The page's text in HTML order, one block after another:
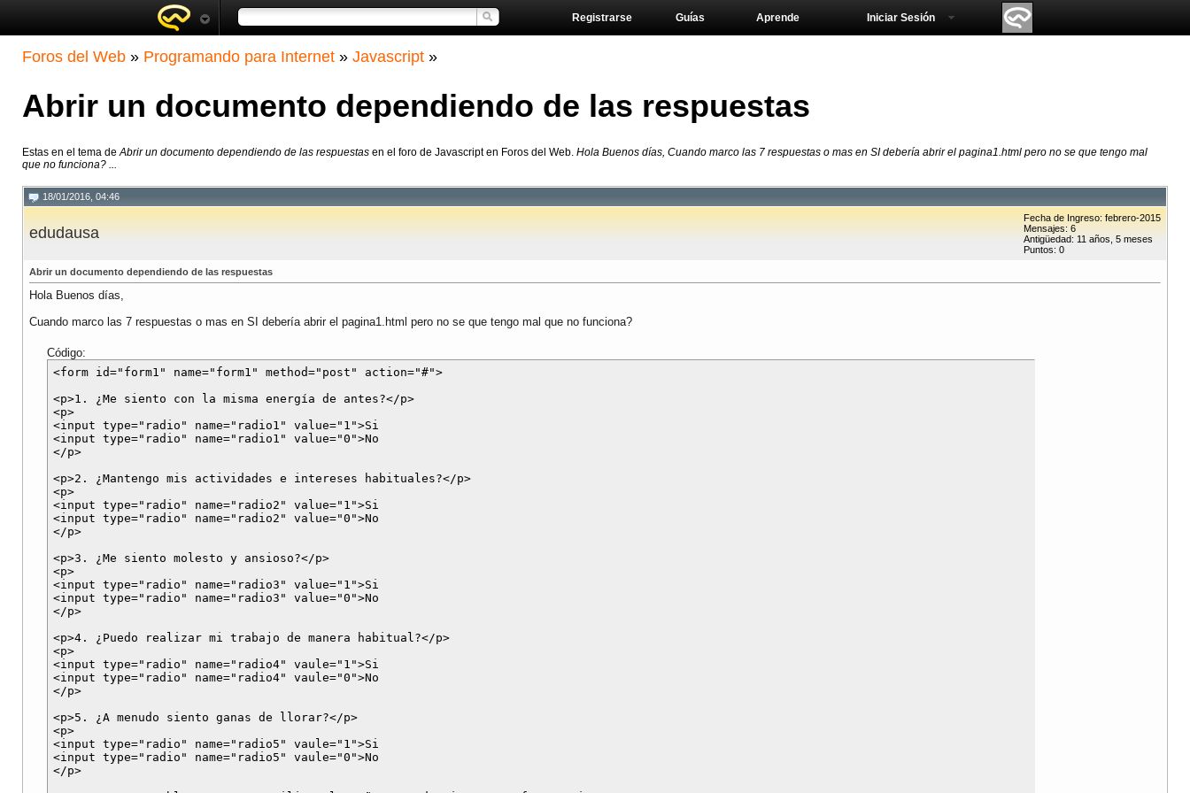
Aprende
Guías
Registrarse Iniciar Sesión
Foros del Web » Programando para Internet » Javascript »
Abrir un documento dependiendo de las respuestas
Estas en el tema deAbrir un documento dependiendo de las respuestas en el foro de Javascript en Foros del Web. Hola Buenos días, Cuando marco las 7 respuestas o mas en SI debería abrir el pagina1.html pero no se que tengo mal
que no funciona? ...
18/01/2016, 04:46
edudausa
Fecha de Ingreso: febrero-2015
Mensajes: 6
Antigüedad: 11 años, 5 meses
Puntos: 0
Abrir un documento dependiendo de las respuestas
Hola Buenos días,
Cuando marco las 7 respuestas o mas en SI debería abrir el pagina1.html pero no se que tengo mal que no funciona?
Código:
<form id="form1" name="form1" method="post" action="#">
<p>1. ¿Me siento con la misma energía de antes?</p>
<p>
<input type="radio" name="radio1" value="1">Si
<input type="radio" name="radio1" value="0">No
</p>
<p>2. ¿Mantengo mis actividades e intereses habituales?</p>
<p>
<input type="radio" name="radio2" value="1">Si
<input type="radio" name="radio2" value="0">No
</p>
<p>3. ¿Me siento molesto y ansioso?</p>
<p>
<input type="radio" name="radio3" value="1">Si
<input type="radio" name="radio3" value="0">No
</p>
<p>4. ¿Puedo realizar mi trabajo de manera habitual?</p>
<p>
<input type="radio" name="radio4" vaule="1">Si
<input type="radio" name="radio4" vaule="0">No
</p>
<p>5. ¿A menudo siento ganas de llorar?</p>
<p>
<input type="radio" name="radio5" vaule="1">Si
<input type="radio" name="radio5" vaule="0">No
</p>